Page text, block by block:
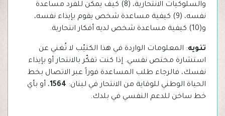
والسلوكيات الانتحارية، (8) كيف يمكن للفرد مساعدة
نفسه، (9) كيفية مساعدة شخص يقوم بإيذاء نفسه،
و(10) كيفية مساعدة شخص لديه أفكار انتحارية.
تنويه: المعلومات الواردة في هذا الكتيّب لا تُغني عن
استشارة مختص نفسي. إذا كنت تفكّر بالانتحار أو بإيذاء
نفسك، فالرجاء طلب المساعدة فوراً عبر الاتصال بخط
الحياة الوطني للوقاية من الانتحار في لبنان: 1564، أو بأي
خط ساخن للدعم النفسي في بلدك.